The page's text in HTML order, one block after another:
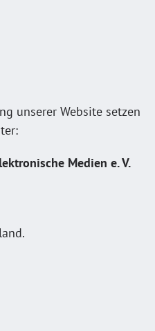
unserer Website setzen
Medien e. V.